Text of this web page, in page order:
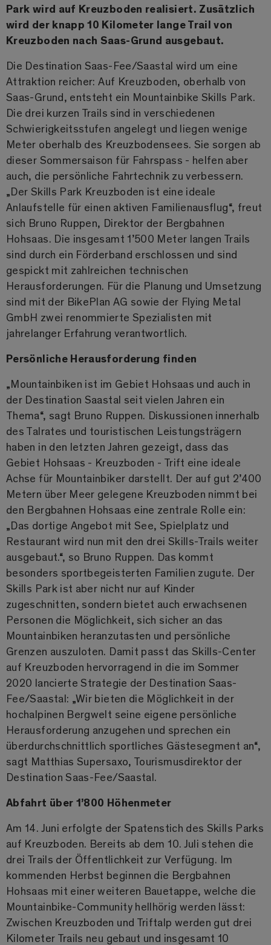
Park wird auf Kreuzboden realisiert. Zusätzlich
wird der knapp 10 Kilometer lange Trail von
Kreuzboden nach Saas-Grund ausgebaut.
Die Destination Saas-Fee/Saastal wird um eine
Attraktion reicher: Auf Kreuzboden, oberhalb von
Saas-Grund, entsteht ein Mountainbike Skills Park.
Die drei kurzen Trails sind in verschiedenen
Schwierigkeitsstufen angelegt und liegen wenige
Meter oberhalb des Kreuzbodensees. Sie sorgen ab
dieser Sommersaison für Fahrspass - helfen aber
auch, die persönliche Fahrtechnik zu verbessern.
„Der Skills Park Kreuzboden ist eine ideale
Anlaufstelle für einen aktiven Familienausflug“, freut
sich Bruno Ruppen, Direktor der Bergbahnen
Hohsaas. Die insgesamt 1’500 Meter langen Trails
sind durch ein Förderband erschlossen und sind
gespickt mit zahlreichen technischen
Herausforderungen. Für die Planung und Umsetzung
sind mit der BikePlan AG sowie der Flying Metal
GmbH zwei renommierte Spezialisten mit
jahrelanger Erfahrung verantwortlich.
Persönliche Herausforderung finden
„Mountainbiken ist im Gebiet Hohsaas und auch in
der Destination Saastal seit vielen Jahren ein
Thema“, sagt Bruno Ruppen. Diskussionen innerhalb
des Talrates und touristischen Leistungsträgern
haben in den letzten Jahren gezeigt, dass das
Gebiet Hohsaas - Kreuzboden - Trift eine ideale
Achse für Mountainbiker darstellt. Der auf gut 2’400
Metern über Meer gelegene Kreuzboden nimmt bei
den Bergbahnen Hohsaas eine zentrale Rolle ein:
„Das dortige Angebot mit See, Spielplatz und
Restaurant wird nun mit den drei Skills-Trails weiter
ausgebaut.“, so Bruno Ruppen. Das kommt
besonders sportbegeisterten Familien zugute. Der
Skills Park ist aber nicht nur auf Kinder
zugeschnitten, sondern bietet auch erwachsenen
Personen die Möglichkeit, sich sicher an das
Mountainbiken heranzutasten und persönliche
Grenzen auszuloten. Damit passt das Skills-Center
auf Kreuzboden hervorragend in die im Sommer
2020 lancierte Strategie der Destination Saas-
Fee/Saastal: „Wir bieten die Möglichkeit in der
hochalpinen Bergwelt seine eigene persönliche
Herausforderung anzugehen und sprechen ein
überdurchschnittlich sportliches Gästesegment an“,
sagt Matthias Supersaxo, Tourismusdirektor der
Destination Saas-Fee/Saastal.
Abfahrt über 1’800 Höhenmeter
Am 14. Juni erfolgte der Spatenstich des Skills Parks
auf Kreuzboden. Bereits ab dem 10. Juli stehen die
drei Trails der Öffentlichkeit zur Verfügung. Im
kommenden Herbst beginnen die Bergbahnen
Hohsaas mit einer weiteren Bauetappe, welche die
Mountainbike-Community hellhörig werden lässt:
Zwischen Kreuzboden und Triftalp werden gut drei
Kilometer Trails neu gebaut und insgesamt 10